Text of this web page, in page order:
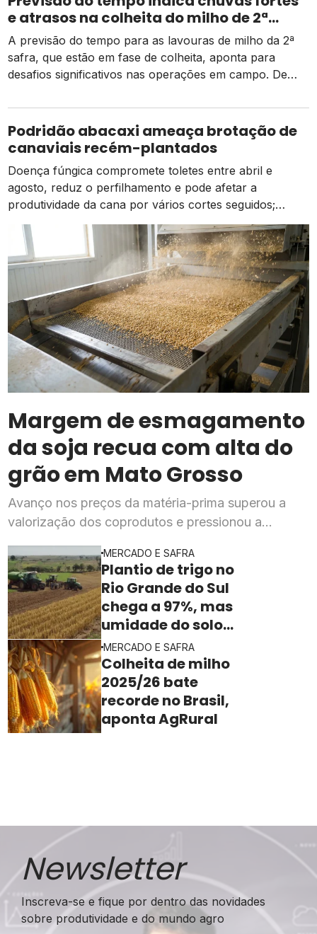
e atrasos na colheita do milho de 2ª
safra
A previsão do tempo para as lavouras de milho da 2ª
safra, que estão em fase de colheita, aponta para
desafios significativos nas operações em campo. De
em relação ao mesmo período do ano passado, mas as
atividades estão ocorrendo de forma normal em
comparação à média dos […]
Podridão abacaxi ameaça brotação de
canaviais recém-plantados
Doença fúngica compromete toletes entre abril e
agosto, reduz o perfilhamento e pode afetar a
produtividade da cana por vários cortes seguidos;
prevenção começa na escolha das mudas
Margem de esmagamento
da soja recua com alta do
grão em Mato Grosso
Avanço nos preços da matéria-prima superou a
valorização dos coprodutos e pressionou a
segundo o ImeaMERCADO E SAFRA
Plantio de trigo no
Rio Grande do Sul
chega a 97%, mas
umidade do solo
ainda freia o ritmo
MERCADO E SAFRA
Colheita de milho
2025/26 bate
recorde no Brasil,
aponta AgRural
Newsletter
Inscreva-se e fique por dentro das novidades
sobre produtividade e do mundo agro